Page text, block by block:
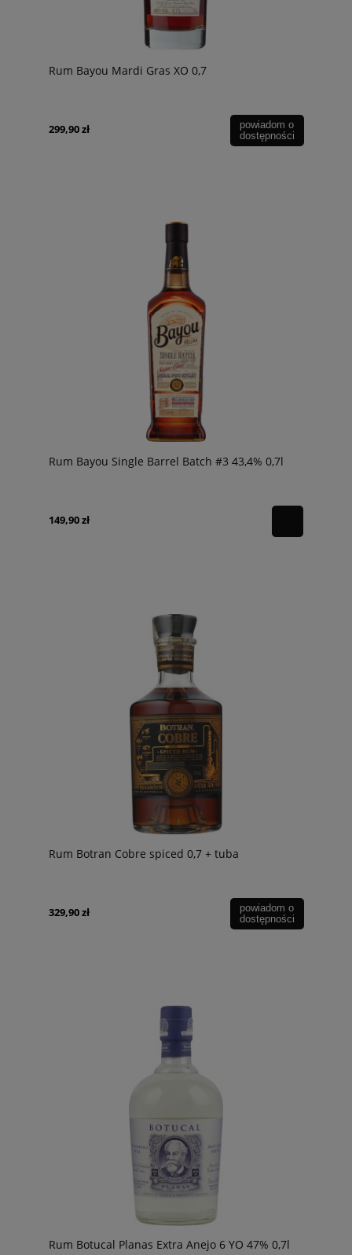
Rum Bayou Mardi Gras XO 0,7
299,90 zł
powiadom o
dostępności
Rum Bayou Single Barrel Batch #3 43,4% 0,7l
149,90 zł
Rum Botran Cobre spiced 0,7 + tuba
329,90 zł
powiadom o
dostępności
Rum Botucal Planas Extra Anejo 6 YO 47% 0,7l